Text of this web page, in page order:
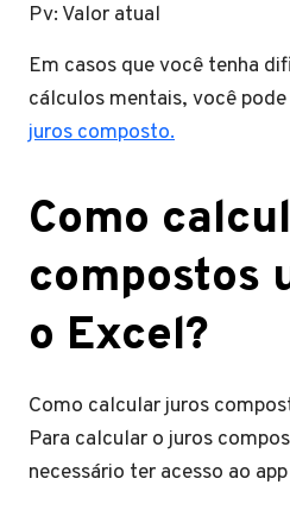
Pv: Valor atual
Em casos que você tenha
cálculos mentais, você pode
juros composto.
Como
compostos
o Excel?
Como calcular juros
Para calcular o juros
necessário ter acesso ao